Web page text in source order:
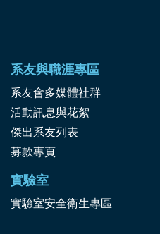
系友與職涯專區
系友會多媒體社群
活動訊息與花絮
傑出系友列表
募款專頁
實驗室
實驗室安全衛生專區